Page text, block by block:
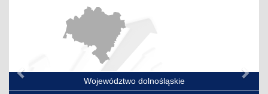
Województwo dolnośląskie